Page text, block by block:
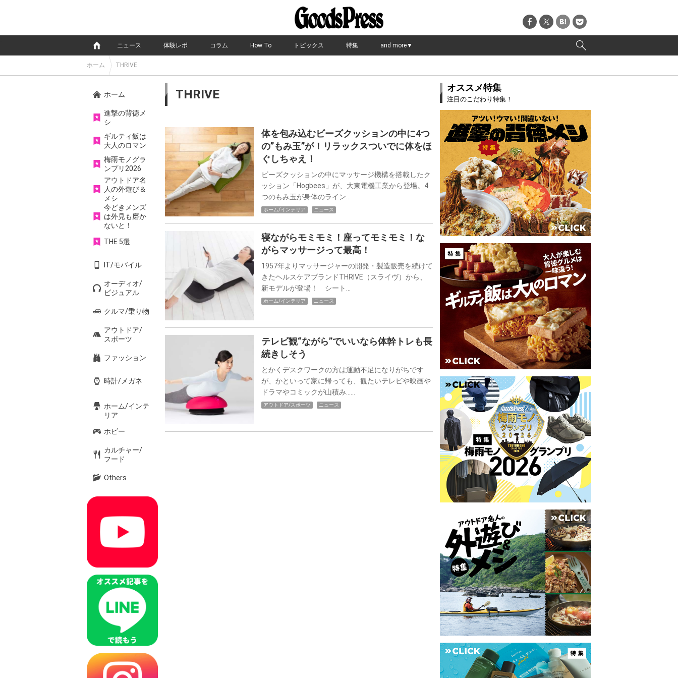
ニュース 体験レポ コラム How To トピックス 特集 and more▼
ホーム THRIVE
ホーム
進撃の背徳メ
シ
ギルティ飯は
大人のロマン
梅雨モノグラ
ンプリ2026
アウトドア名
人の外遊び＆
メシ
今どきメンズ
は外見も磨か
ないと！
THE 5選
IT/モバイル
オーディオ/
ビジュアル
クルマ/乗り物
アウトドア/
スポーツ
ファッション
時計/メガネ
ホーム/インテ
リア
ホビー
カルチャー/
フード
Others
THRIVE
体を包み込むビーズクッションの中に4つ
の”もみ玉”が！リラックスついでに体をほ
ぐしちゃえ！
ビーズクッションの中にマッサージ機構を搭載したク
ッション「Hogbees」が、大東電機工業から登場。4
つのもみ玉が身体のライン…
ホーム/インテリア ニュース
寝ながらモミモミ！座ってモミモミ！な
がらマッサージって最高！
1957年よりマッサージャーの開発・製造販売を続けて
きたヘルスケアブランドTHRIVE（スライヴ）から、
新モデルが登場！ シート…
ホーム/インテリア ニュース
テレビ観“ながら”でいいなら体幹トレも長
続きしそう
とかくデスクワークの方は運動不足になりがちです
が、かといって家に帰っても、観たいテレビや映画や
ドラマやコミックが山積み……
アウトドア/スポーツ ニュース
オススメ特集
注目のこだわり特集！